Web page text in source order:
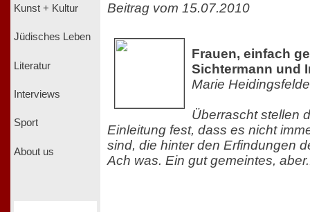
Kunst + Kultur
Jüdisches Leben
Literatur
Interviews
Sport
About us
Beitrag vom 15.07.2010
Frauen, einfach
Sichtermann und
Marie
Überrascht stellen
Einleitung fest, dass es nicht
sind, die hinter den Erfindungen
Ach was. Ein gut gemeintes,